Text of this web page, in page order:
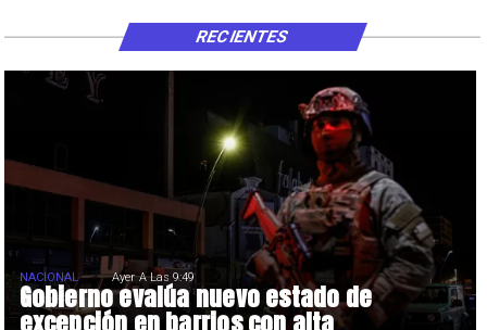
Gobierno evalúa nuevo estado de
NACIONAL Ayer A Las 9:49
RECIENTES